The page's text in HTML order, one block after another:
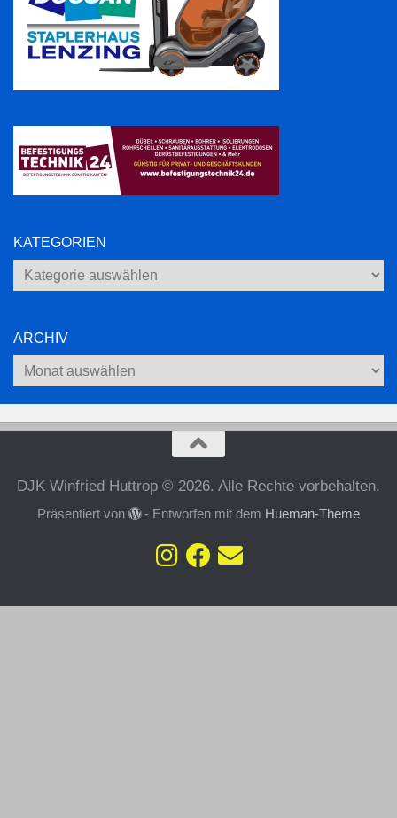
KATEGORIEN
Kategorien
ARCHIV
Archiv
DJK Winfried Huttrop © 2026. Alle Rechte vorbehalten.
Präsentiert von - Entworfen mit dem Hueman-Theme